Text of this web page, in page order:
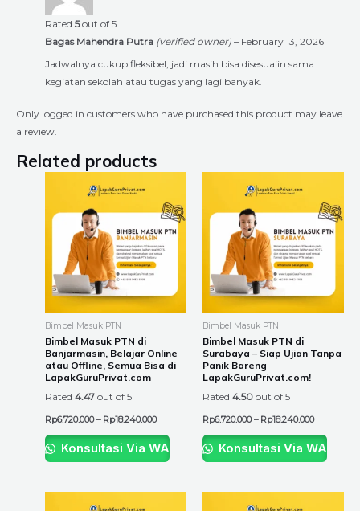
Rated 5out of 5
Bagas Mahendra Putra (verified owner) – February 13, 2026
Jadwalnya cukup fleksibel, jadi masih bisa disesuaiin sama
kegiatan sekolah atau tugas yang lagi banyak.
Only logged in customers who have purchased this product may leave
a review.
Related products
Bimbel Masuk PTN
Bimbel Masuk PTN di
Banjarmasin, Belajar Online
atau Offline, Semua Bisa di
LapakGuruPrivat.com
Rated 4.47 out of 5
Rp6.720.000 – Rp18.240.000
through
Rp18.240.000
has
multiple
variants.
The
may
on
Konsultasi Via WA
Bimbel Masuk PTN
Bimbel Masuk PTN di
Surabaya – Siap Ujian Tanpa
Panik Bareng
LapakGuruPrivat.com!
Rated 4.50 out of 5
Rp6.720.000 – Rp18.240.000
through
has
multiple
variants.
The
on
Konsultasi Via WA